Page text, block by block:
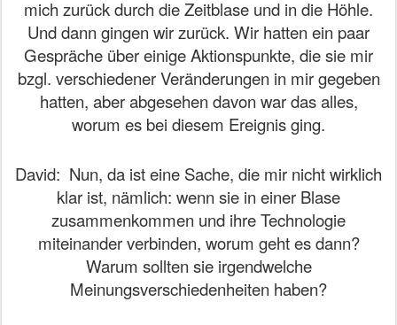
mich zurück durch die Zeitblase und in die Höhle.
Und dann gingen wir zurück. Wir hatten ein paar
Gespräche über einige Aktionspunkte, die sie mir
bzgl. verschiedener Veränderungen in mir gegeben
hatten, aber abgesehen davon war das alles,
worum es bei diesem Ereignis ging.
David: Nun, da ist eine Sache, die mir nicht wirklich
klar ist, nämlich: wenn sie in einer Blase
zusammenkommen und ihre Technologie
miteinander verbinden, worum geht es dann?
Warum sollten sie irgendwelche
Meinungsverschiedenheiten haben?